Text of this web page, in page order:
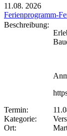
11.08. 2026
Ferienprogramm-
Beschreibung:
Termin:
Kategorie:
Ort: